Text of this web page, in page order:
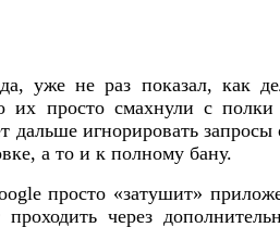
уже не раз показал, как
их просто смахнули с
игнорировать запросы
а то и к полному бану.
просто «затушит»
через